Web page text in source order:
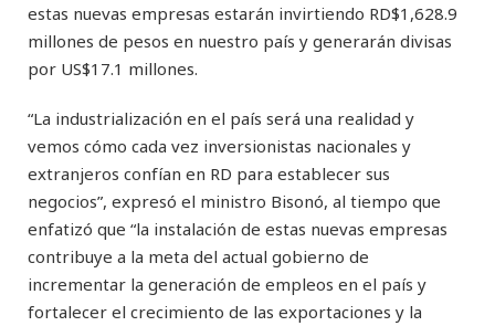
estas nuevas empresas estarán invirtiendo RD$1,628.9
millones de pesos en nuestro país y generarán divisas
por US$17.1 millones.
“La industrialización en el país será una realidad y
vemos cómo cada vez inversionistas nacionales y
extranjeros confían en RD para establecer sus
negocios”, expresó el ministro Bisonó, al tiempo que
enfatizó que “la instalación de estas nuevas empresas
contribuye a la meta del actual gobierno de
incrementar la generación de empleos en el país y
fortalecer el crecimiento de las exportaciones y la